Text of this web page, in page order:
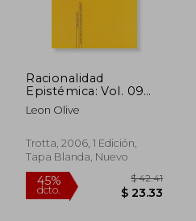
Racionalidad
Epistémica: Vol. 09
(Enciclopedia
Iberoamericana de
Leon Olive
Trotta, 2006, 1 Edición,
Tapa Blanda, Nuevo